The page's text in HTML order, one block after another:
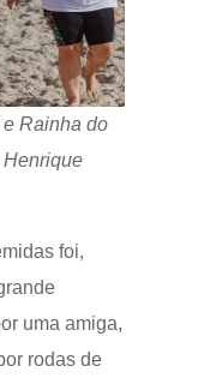
Rainha do
Henrique
foi,
uma amiga,
rodas de